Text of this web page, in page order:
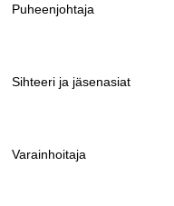
Puheenjohtaja
Sihteeri ja jäsenasiat
Varainhoitaja